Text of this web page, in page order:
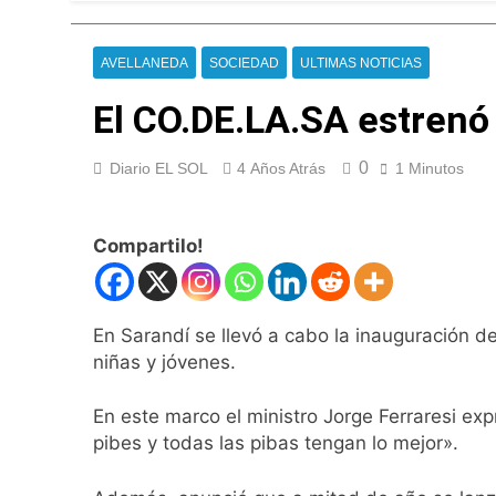
Día Internacional
5 Horas Atrás
El frío polar se
El Senado aprobó
6 Horas Atrás
La Fiscalía
17 Horas Atrás
18 Horas Atrás
Kicillof marchó
19 Horas Atrás
AVELLANEDA SOCIEDAD ULTIMAS NOTICIAS
El CO.DE.LA.SA
Diario EL SOL 4 Años Atrás 0 1 Minutos
Compartilo!
En Sarandí se llevó a cabo la inauguración
niñas y jóvenes.
En este marco el ministro Jorge Ferraresi
pibes y todas las pibas tengan lo mejor».